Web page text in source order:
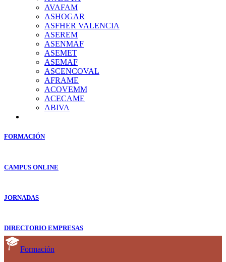
AVAFAM
ASHOGAR
ASFHER VALENCIA
ASEREM
ASENMAF
ASEMET
ASEMAF
ASCENCOVAL
AFRAME
ACOVEMM
ACECAME
ABIVA
FORMACIÓN
CAMPUS ONLINE
JORNADAS
DIRECTORIO EMPRESAS
Formación